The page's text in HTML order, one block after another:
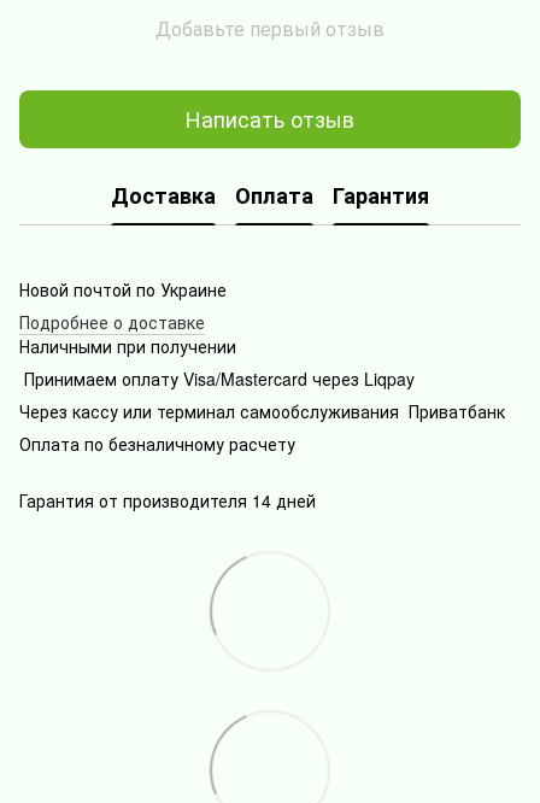
Добавьте первый отзыв
Написать отзыв
Доставка Оплата Гарантия
Новой почтой по Украине
Подробнее о доставке
Наличными при получении
Принимаем оплату Visa/Mastercard через Liqpay
Через кассу или терминал самообслуживания Приватбанк
Оплата по безналичному расчету
Гарантия от производителя 14 дней